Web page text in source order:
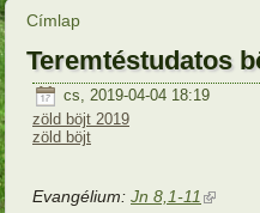
Címlap
Teremtéstudatos
cs, 2019-04-04 18:19
zöld böjt 2019
zöld böjt
Evangélium: Jn 8,1-11 (külső